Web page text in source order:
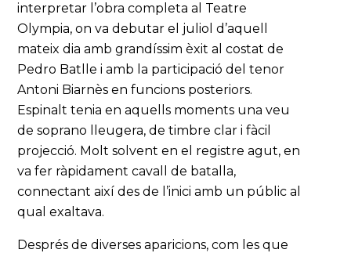
interpretar l’obra completa al Teatre
Olympia, on va debutar el juliol d’aquell
mateix dia amb grandíssim èxit al costat de
Pedro Batlle i amb la participació del tenor
Antoni Biarnès en funcions posteriors.
Espinalt tenia en aquells moments una veu
de soprano lleugera, de timbre clar i fàcil
projecció. Molt solvent en el registre agut, en
va fer ràpidament cavall de batalla,
connectant així des de l’inici amb un públic al
qual exaltava.
Després de diverses aparicions, com les que